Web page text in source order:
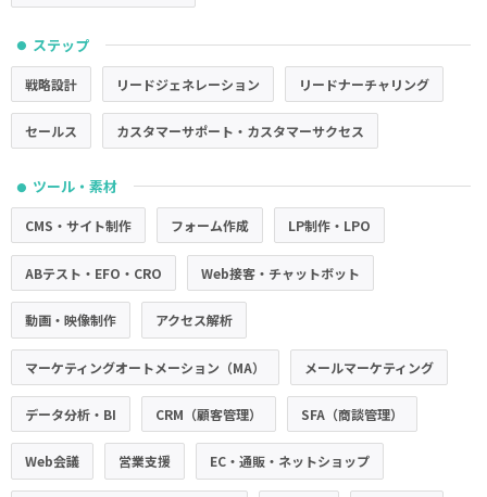
● ステップ
戦略設計 リードジェネレーション リードナーチャリング
セールス カスタマーサポート・カスタマーサクセス
● ツール・素材
CMS・サイト制作 フォーム作成 LP制作・LPO
ABテスト・EFO・CRO Web接客・チャットボット
動画・映像制作 アクセス解析
マーケティングオートメーション（MA） メールマーケティング
データ分析・BI CRM（顧客管理） SFA（商談管理）
Web会議 営業支援 EC・通販・ネットショップ